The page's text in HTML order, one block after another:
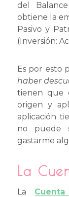
del
obtiene la
Pasivo y
(Inversión:
Es por esto
haber
tienen que
origen y
aplicación
no puede
gastarme
La
La